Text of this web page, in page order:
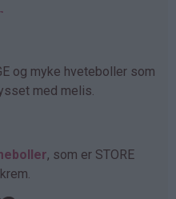
og myke hveteboller som
med melis.
, som er STORE